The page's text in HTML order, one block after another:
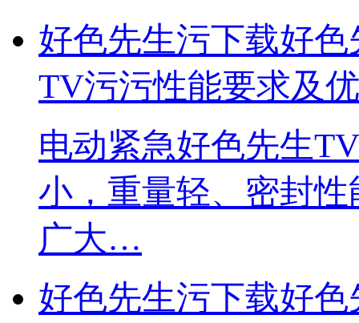
好色先生污下载好
TV污污性能要求及
电动紧急好色先生TV
小，重量轻、密
广大…
好色先生污下载好